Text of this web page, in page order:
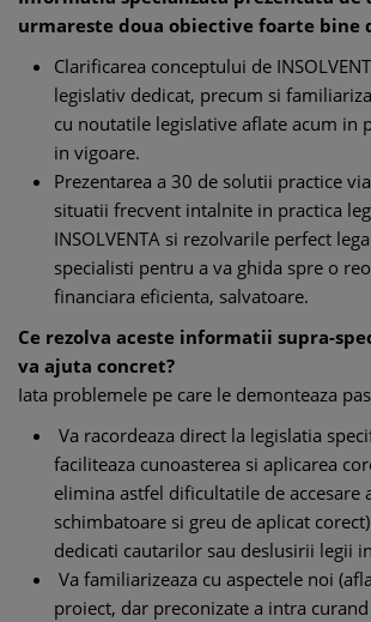
urmareste doua obiective foarte bine
Clarificarea conceptului de
legislativ dedicat, precum si
cu noutatile legislative aflate acum in
in vigoare.
Prezentarea a 30 de solutii practice
situatii frecvent intalnite in practica
INSOLVENTA si rezolvarile perfect
specialisti pentru a va ghida spre o
financiara eficienta, salvatoare.
Ce rezolva aceste informatii supra-
va ajuta concret?
Iata problemele pe care le demonteaza
Va racordeaza direct la legislatia
faciliteaza cunoasterea si aplicarea
elimina astfel dificultatile de accesare
schimbatoare si greu de aplicat
dedicati cautarilor sau deslusirii legii
Va familiarizeaza cu aspectele noi
proiect, dar preconizate a intra